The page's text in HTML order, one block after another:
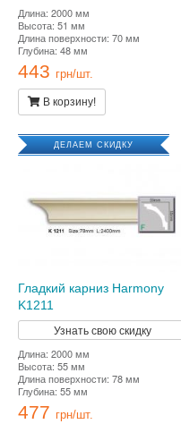
Длина: 2000 мм
Высота: 51 мм
Длина поверхности: 70 мм
Глубина: 48 мм
443 грн/шт.
В корзину!
ДЕЛАЕМ СКИДКУ
Гладкий карниз Harmony
K1211
Узнать свою скидку
Длина: 2000 мм
Высота: 55 мм
Длина поверхности: 78 мм
Глубина: 55 мм
477 грн/шт.